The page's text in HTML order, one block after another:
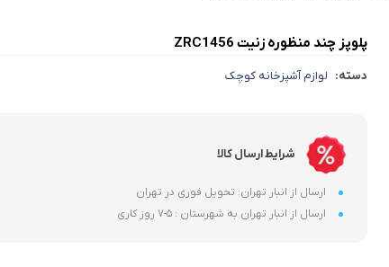
اسپرسوساز
چرخ گوشت
پلوپز چند منظوره زنیت ZRC1456
دسته: لوازم آشپزخانه کوچک
شرایط ارسال کالا
ارسال از انبار تهران: تحویل فوری در تهران
ارسال از انبار تهران به شهرستان : 5-7 روز کاری